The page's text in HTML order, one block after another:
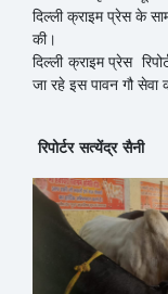
दिल्ली क्राइम प्रेस के
की।
​दिल्ली क्राइम प्रेस
जा रहे इस पावन गौ सेवा
रिपोर्टर सत्येंद्र सैनी